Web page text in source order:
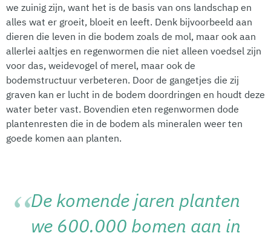
we zuinig zijn, want het is de basis van ons landschap en
alles wat er groeit, bloeit en leeft. Denk bijvoorbeeld aan
dieren die leven in die bodem zoals de mol, maar ook aan
allerlei aaltjes en regenwormen die niet alleen voedsel zijn
voor das, weidevogel of merel, maar ook de
bodemstructuur verbeteren. Door de gangetjes die zij
graven kan er lucht in de bodem doordringen en houdt deze
water beter vast. Bovendien eten regenwormen dode
plantenresten die in de bodem als mineralen weer ten
goede komen aan planten.
De komende jaren planten
we 600.000 bomen aan in